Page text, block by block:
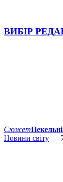
ВИБІР
Сюжет
Новини світу — 7